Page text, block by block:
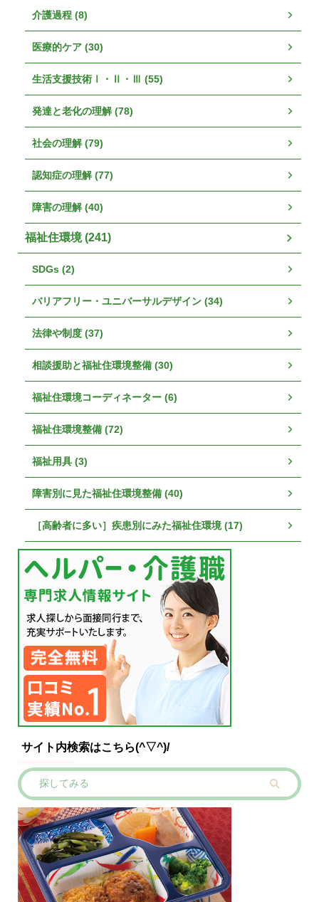
介護過程 (8)
医療的ケア (30)
生活支援技術Ⅰ・Ⅱ・Ⅲ (55)
発達と老化の理解 (78)
社会の理解 (79)
認知症の理解 (77)
障害の理解 (40)
福祉住環境 (241)
SDGs (2)
バリアフリー・ユニバーサルデザイン (34)
法律や制度 (37)
相談援助と福祉住環境整備 (30)
福祉住環境コーディネーター (6)
福祉住環境整備 (72)
福祉用具 (3)
障害別に見た福祉住環境整備 (40)
［高齢者に多い］疾患別にみた福祉住環境 (17)
サイト内検索はこちら(^▽^)/